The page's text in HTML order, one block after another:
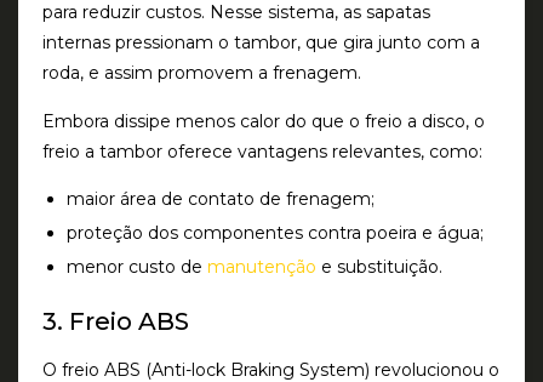
para reduzir custos. Nesse sistema, as sapatas
internas pressionam o tambor, que gira junto com a
roda, e assim promovem a frenagem.
Embora dissipe menos calor do que o freio a disco, o
freio a tambor oferece vantagens relevantes, como:
maior área de contato de frenagem;
proteção dos componentes contra poeira e água;
menor custo de manutenção e substituição.
3. Freio ABS
O freio ABS (Anti-lock Braking System) revolucionou o